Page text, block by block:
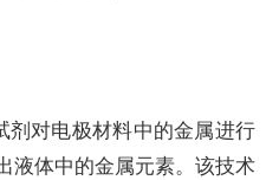
剂对电极材料中的金属进行
液体中的金属元素。该技术